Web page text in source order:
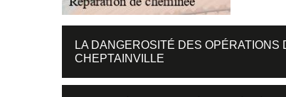
LA DANGEROSITÉ DES
CHEPTAINVILLE